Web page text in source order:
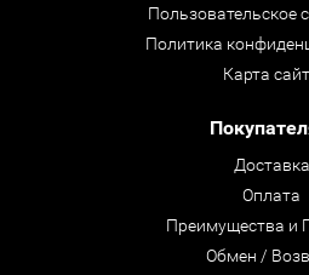
Пользовательское
Политика
Карта
Доставка
Оплата
Преимущества и
Обмен /